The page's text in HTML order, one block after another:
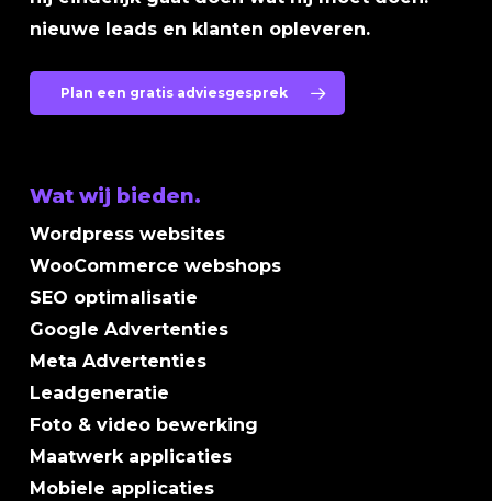
nieuwe leads en klanten opleveren.
Plan een gratis adviesgesprek
Wat wij bieden.
Wordpress websites
WooCommerce webshops
SEO optimalisatie
Google Advertenties
Meta Advertenties
Leadgeneratie
Foto & video bewerking
Maatwerk applicaties
Mobiele applicaties